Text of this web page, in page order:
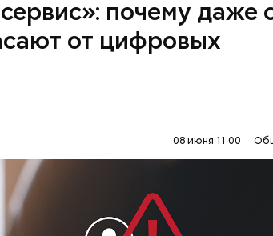
почему даже
от цифровых
08 июня 11:00